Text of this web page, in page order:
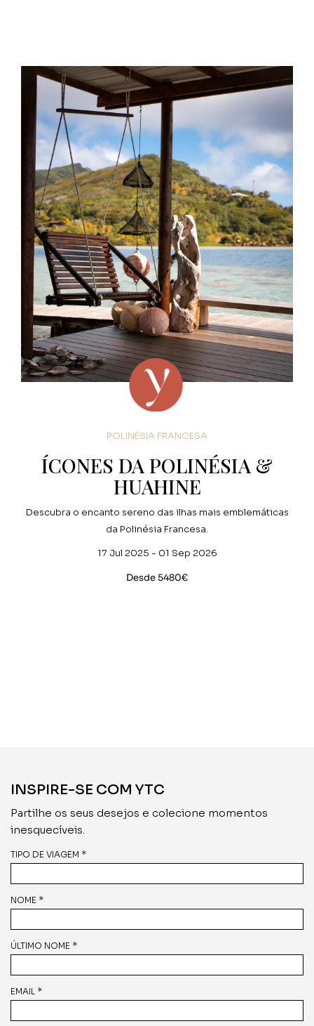
POLINÉSIA FRANCESA
ÍCONES DA POLINÉSIA &
HUAHINE
Descubra o encanto sereno das ilhas mais emblemáticas
da Polinésia Francesa.
17 Jul 2025 - 01 Sep 2026
Desde 5480€
INSPIRE-SE COM YTC
Partilhe os seus desejos e colecione momentos
inesquecíveis.
TIPO DE VIAGEM *
NOME *
ÚLTIMO NOME *
EMAIL *